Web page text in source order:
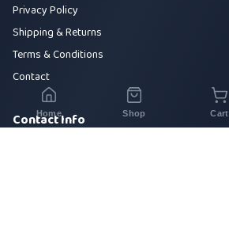
Privacy Policy
Shipping & Returns
Terms & Conditions
Contact
Contact Info
Home Shop Cart